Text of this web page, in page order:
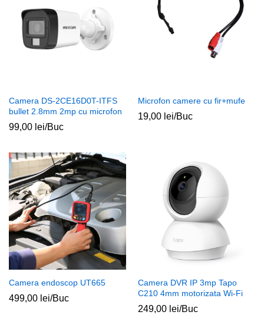
Camera DS-2CE16D0T-ITFS
bullet 2.8mm 2mp cu microfon
99,00 lei/Buc
Microfon camere cu fir+mufe
19,00 lei/Buc
Camera endoscop UT665
499,00 lei/Buc
Camera DVR IP 3mp Tapo
C210 4mm motorizata Wi-Fi
249,00 lei/Buc